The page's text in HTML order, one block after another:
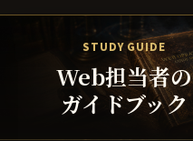
STUDY GUIDE
Web担当者の
ガイドブック